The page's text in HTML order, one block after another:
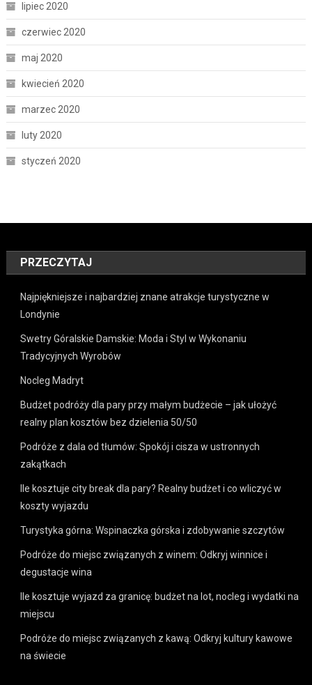
lipiec 2020
czerwiec 2020
maj 2020
kwiecień 2020
marzec 2020
luty 2020
styczeń 2020
PRZECZYTAJ
Najpiękniejsze i najbardziej znane atrakcje turystyczne w
Londynie
Swetry Góralskie Damskie: Moda i Styl w Wykonaniu
Tradycyjnych Wyrobów
Nocleg Madryt
Budżet podróży dla pary przy małym budżecie – jak ułożyć
realny plan kosztów bez dzielenia 50/50
Podróże z dala od tłumów: Spokój i cisza w ustronnych
zakątkach
Ile kosztuje city break dla pary? Realny budżet i co wliczyć w
koszty wyjazdu
Turystyka górna: Wspinaczka górska i zdobywanie szczytów
Podróże do miejsc związanych z winem: Odkryj winnice i
degustacje wina
Ile kosztuje wyjazd za granicę: budżet na lot, nocleg i wydatki na
miejscu
Podróże do miejsc związanych z kawą: Odkryj kultury kawowe
na świecie